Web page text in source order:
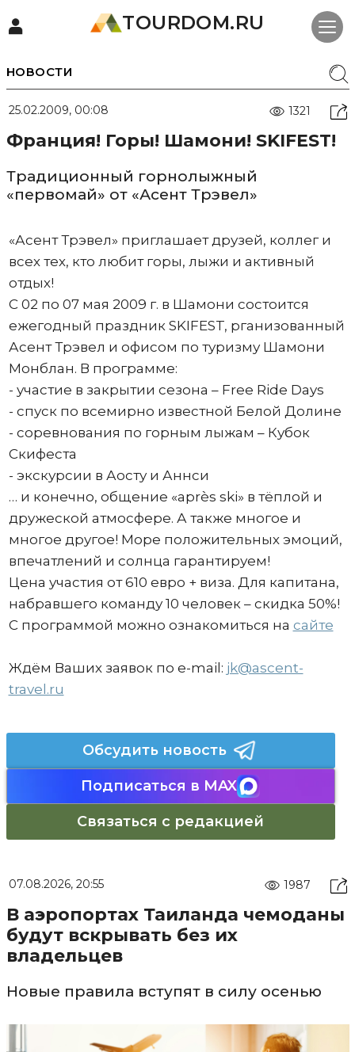
TOURDOM.RU
НОВОСТИ
25.02.2009, 00:08 1321
Франция! Горы! Шамони! SKIFEST!
Традиционный горнолыжный
«первомай» от «Асент Трэвел»
«Асент Трэвел» приглашает друзей, коллег и
всех тех, кто любит горы, лыжи и активный
отдых!
С 02 по 07 мая 2009 г. в Шамони состоится
ежегодный праздник SKIFEST, рганизованный
Асент Трэвел и офисом по туризму Шамони
Монблан. В программе:
- участие в закрытии сезона – Free Ride Days
- спуск по всемирно известной Белой Долине
- соревнования по горным лыжам – Кубок
Скифеста
- экскурсии в Аосту и Аннси
… и конечно, общение «après ski» в тёплой и
дружеской атмосфере. А также многое и
многое другое! Море положительных эмоций,
впечатлений и солнца гарантируем!
Цена участия от 610 евро + виза. Для капитана,
набравшего команду 10 человек – скидка 50%!
С программой можно ознакомиться на сайте
Ждём Ваших заявок по e-mail: jk@ascent-
travel.ru
Обсудить новость
Подписаться в MAX
Связаться с редакцией
07.08.2026, 20:55 1987
В аэропортах Таиланда чемоданы
будут вскрывать без их
владельцев
Новые правила вступят в силу осенью